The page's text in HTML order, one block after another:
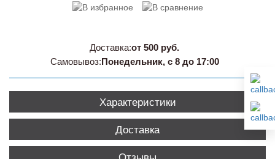
Доставка:от 500 руб.
Самовывоз:Понедельник, с 8 до 17:00
Характеристики
Доставка